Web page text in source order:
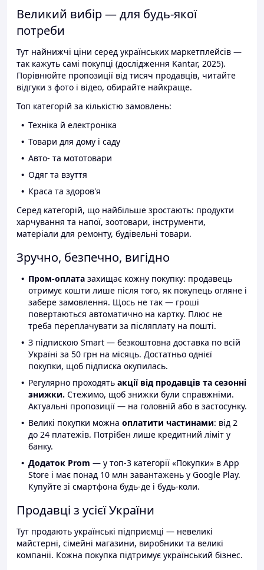
Великий вибір — для будь-якої
потреби
Тут найнижчі ціни серед українських маркетплейсів —
так кажуть самі покупці (дослідження Kantar, 2025).
Порівнюйте пропозиції від тисяч продавців, читайте
відгуки з фото і відео, обирайте найкраще.
Топ категорій за кількістю замовлень:
Техніка й електроніка
Товари для дому і саду
Авто- та мототовари
Одяг та взуття
Краса та здоров'я
Серед категорій, що найбільше зростають: продукти
харчування та напої, зоотовари, інструменти,
матеріали для ремонту, будівельні товари.
Зручно, безпечно, вигідно
Пром-оплата захищає кожну покупку: продавець
отримує кошти лише після того, як покупець огляне і
забере замовлення. Щось не так — гроші
повертаються автоматично на картку. Плюс не
треба переплачувати за післяплату на пошті.
З підпискою Smart — безкоштовна доставка по всій
Україні за 50 грн на місяць. Достатньо однієї
покупки, щоб підписка окупилась.
Регулярно проходять акції від продавців та сезонні
знижки. Стежимо, щоб знижки були справжніми.
Актуальні пропозиції — на головній або в застосунку.
Великі покупки можна оплатити частинами: від 2
до 24 платежів. Потрібен лише кредитний ліміт у
банку.
Додаток Prom — у топ-3 категорії «Покупки» в App
Store і має понад 10 млн завантажень у Google Play.
Купуйте зі смартфона будь-де і будь-коли.
Продавці з усієї України
Тут продають українські підприємці — невеликі
майстерні, сімейні магазини, виробники та великі
компанії. Кожна покупка підтримує український бізнес.